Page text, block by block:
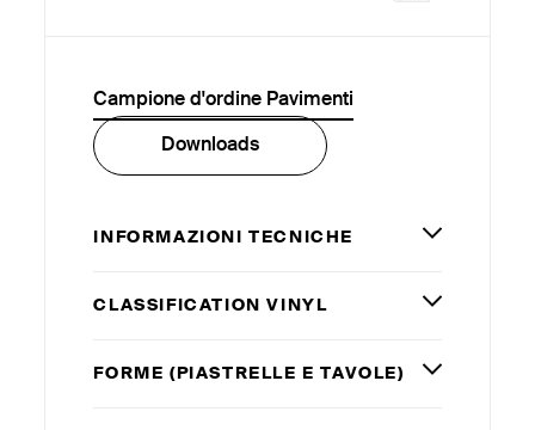
Campione d'ordine Pavimenti
Downloads
INFORMAZIONI TECNICHE
CLASSIFICATION VINYL
FORME (PIASTRELLE E TAVOLE)